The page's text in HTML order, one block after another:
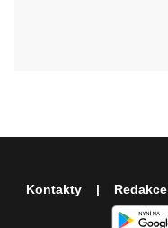
Kontakty Redakce